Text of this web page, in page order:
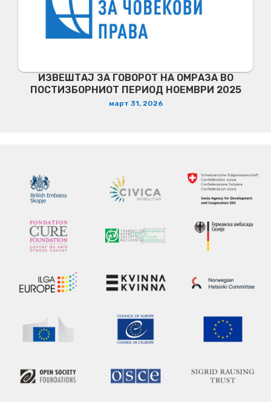
ИЗВЕШТАЈ ЗА ГОВОРОТ НА ОМРАЗА ВО
ПОСТИЗБОРНИОТ ПЕРИОД НОЕМВРИ 2025
март 31, 2026